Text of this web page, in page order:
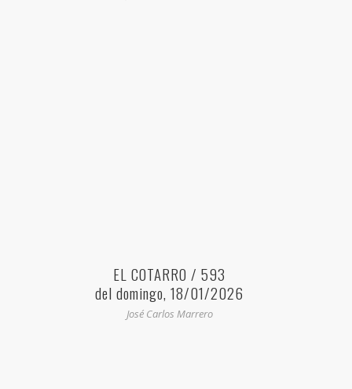
EL COTARRO / 593
del domingo, 18/01/2026
José Carlos Marrero